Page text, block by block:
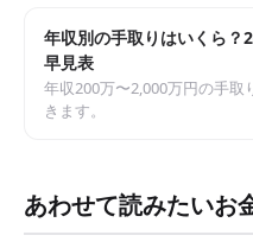
年収別の手取りはいくら？
早見表
年収200万〜2,000万円の手取
きます。
あわせて読みたいお